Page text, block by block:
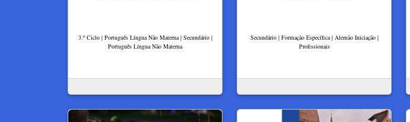
3.º Ciclo | Português Língua Não Materna | Secundário |
Português Língua Não Materna
Secundário | Formação Específica | Alemão Iniciação |
Profissionais